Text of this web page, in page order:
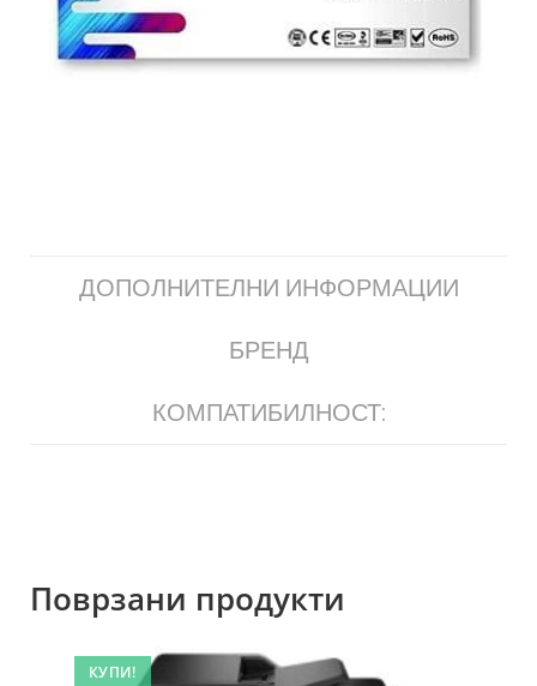
ДОПОЛНИТЕЛНИ ИНФОРМАЦИИ
БРЕНД
КОМПАТИБИЛНОСТ:
Поврзани продукти
КУПИ!